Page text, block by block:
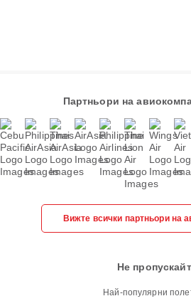
Партньори на
Вижте всички партньори на
Не
Най-популярни